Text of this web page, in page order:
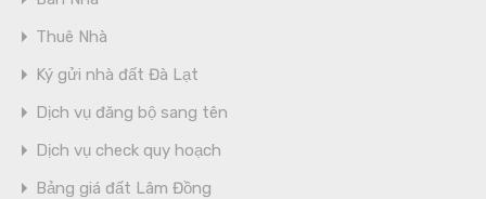
Thuê Nhà
Ký gửi nhà đất Đà Lạt
Dịch vụ đăng bộ sang tên
Dịch vụ check quy hoạch
Bảng giá đất Lâm Đồng